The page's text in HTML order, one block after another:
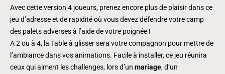
Avec cette version 4 joueurs, prenez encore plus de plaisir dans ce
jeu d’adresse et de rapidité où vous devez défendre votre camp
des palets adverses à l’aide de votre poignée !
A 2 ou à 4, la Table à glisser sera votre compagnon pour mettre de
l’ambiance dans vos animations. Facile à installer, ce jeu réunira
ceux qui aiment les challenges, lors d’un mariage, d’un